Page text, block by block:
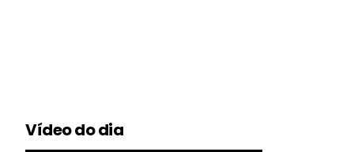
Vídeo do dia